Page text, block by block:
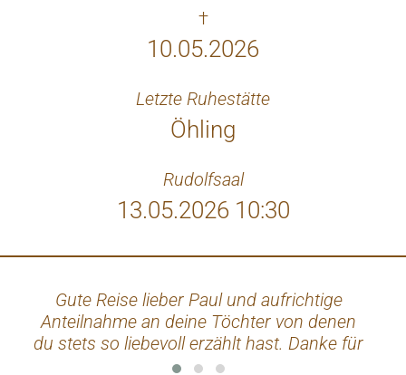
†
10.05.2026
Letzte Ruhestätte
Öhling
Rudolfsaal
13.05.2026 10:30
Gute Reise lieber Paul und aufrichtige
Anteilnahme an deine Töchter von denen
du stets so liebevoll erzählt hast. Danke für
die netten Gespräche, alles Liebe Sabine